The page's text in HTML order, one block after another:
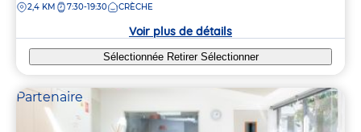
la
DISTANCE
2,4 KM 7:30-19:30 CRÈCHE
Voir plus de détails
Sélectionnée Retirer Sélectionner
Partenaire